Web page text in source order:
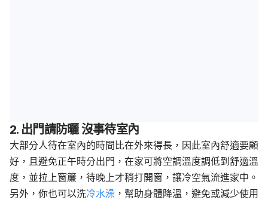
2. 出門請防曬 沒事待室內
大部分人待在室內的時間比在外來得長，因此室內舒適要顧
好，且避免正午時分出門，在家可將空調溫度調低到舒適溫
度，並拉上窗簾，待晚上才稍打開窗，讓冷空氣流進家中。
另外，你也可以洗冷水澡 ，幫助身體降溫，避免或減少使用